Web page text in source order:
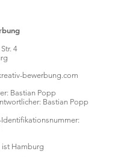
4
bewerbung.com
Bastian Popp
Bastian Popp
Identifikationsnummer:
Hamburg